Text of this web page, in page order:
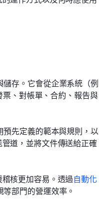
存。它會從企業系統（例
、對帳單、合約、報告與
先定義的範本與規則，以
道，並將文件傳送給正確
核更加容易。透過自動化
部門的營運效率。